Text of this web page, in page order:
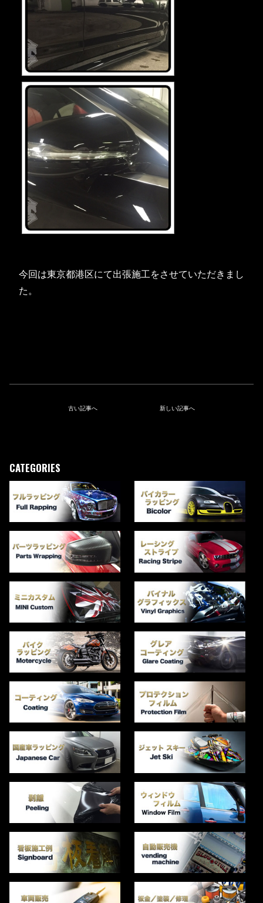
今回は東京都港区にて出張施工をさせていただきまし
た。
古い記事へ 新しい記事へ
CATEGORIES